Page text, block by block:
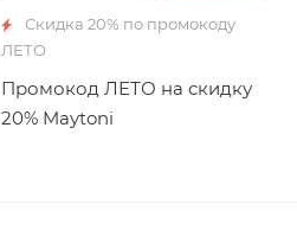
Скидка 20% по промокоду
ЛЕТО
Промокод ЛЕТО на скидку
20% Maytoni